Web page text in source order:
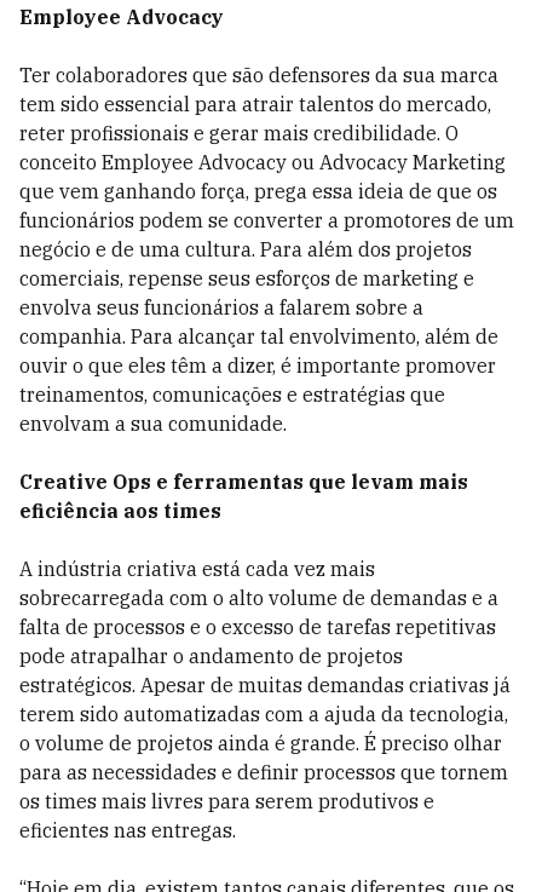
Employee Advocacy
Ter colaboradores que são defensores da sua marca
tem sido essencial para atrair talentos do mercado,
reter profissionais e gerar mais credibilidade. O
conceito Employee Advocacy ou Advocacy Marketing
que vem ganhando força, prega essa ideia de que os
funcionários podem se converter a promotores de um
negócio e de uma cultura. Para além dos projetos
comerciais, repense seus esforços de marketing e
envolva seus funcionários a falarem sobre a
companhia. Para alcançar tal envolvimento, além de
ouvir o que eles têm a dizer, é importante promover
treinamentos, comunicações e estratégias que
envolvam a sua comunidade.
Creative Ops e ferramentas que levam mais
eficiência aos times
A indústria criativa está cada vez mais
sobrecarregada com o alto volume de demandas e a
falta de processos e o excesso de tarefas repetitivas
pode atrapalhar o andamento de projetos
estratégicos. Apesar de muitas demandas criativas já
terem sido automatizadas com a ajuda da tecnologia,
o volume de projetos ainda é grande. É preciso olhar
para as necessidades e definir processos que tornem
os times mais livres para serem produtivos e
eficientes nas entregas.